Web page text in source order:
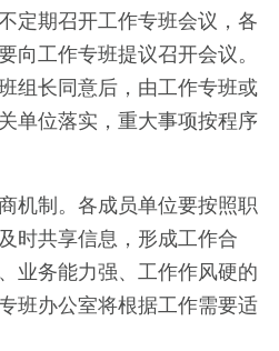
定期召开工作专班会议，各
向工作专班提议召开会议。
组长同意后，由工作专班或
单位落实，重大事项按程序
机制。各成员单位要按照职
时共享信息，形成工作合
业务能力强、工作作风硬的
班办公室将根据工作需要适